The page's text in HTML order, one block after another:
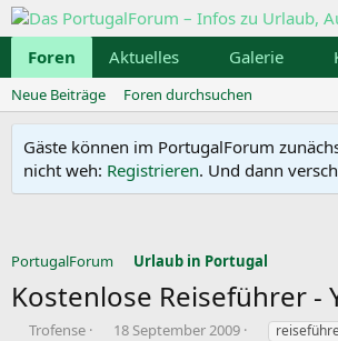
Foren Aktuelles Galerie
Neue Beiträge Foren durchsuchen
Gäste können im PortugalForum
nicht weh: Registrieren. Und dann
PortugalForum Urlaub in Portugal
Kostenlose Reiseführer -
E
Trofense
E18 September 2009
S